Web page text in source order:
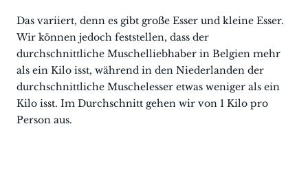
Das variiert, denn es gibt große Esser und kleine Esser.
Wir können jedoch feststellen, dass der
durchschnittliche Muschelliebhaber in Belgien mehr
als ein Kilo isst, während in den Niederlanden der
durchschnittliche Muschelesser etwas weniger als ein
Kilo isst. Im Durchschnitt gehen wir von 1 Kilo pro
Person aus.